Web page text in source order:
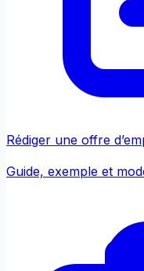
Rédiger une offre
Guide, exemple et